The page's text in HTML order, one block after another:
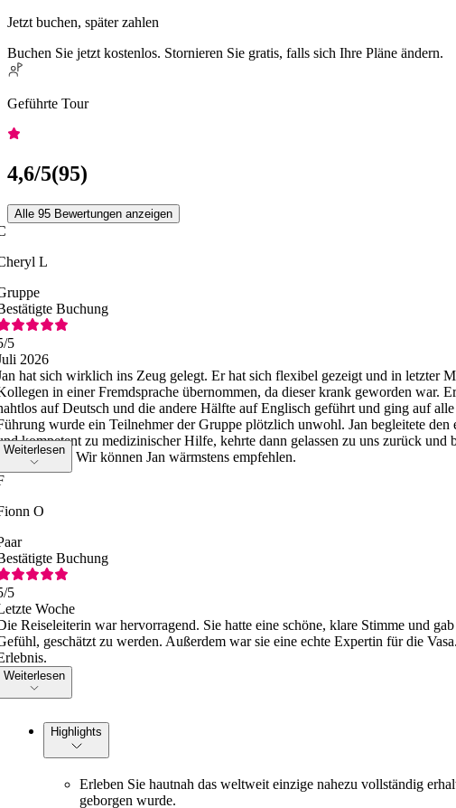
Jetzt buchen, später zahlen
Buchen Sie jetzt kostenlos. Stornieren Sie gratis, falls sich Ihre Pläne ändern.
Geführte Tour
4,6/5(95)
Alle 95 Bewertungen anzeigen
L
Buchung
/5
2026
hat sich wirklich ins Zeug gelegt. Er hat sich flexibel gezeigt und in letzter
in einer Fremdsprache übernommen, da dieser krank geworden war.
auf Deutsch und die andere Hälfte auf Englisch geführt und ging auf
wurde ein Teilnehmer der Gruppe plötzlich unwohl. Jan begleitete den
kompetent zu medizinischer Hilfe, kehrte dann gelassen zu uns zurück und
Wir können Jan wärmstens empfehlen.
Weiterlesen
O
Buchung
/5
Woche
Reiseleiterin war hervorragend. Sie hatte eine schöne, klare Stimme und
geschätzt zu werden. Außerdem war sie eine echte Expertin für die
Weiterlesen
Highlights
Erleben Sie hautnah das weltweit einzige nahezu vollständig
geborgen wurde.